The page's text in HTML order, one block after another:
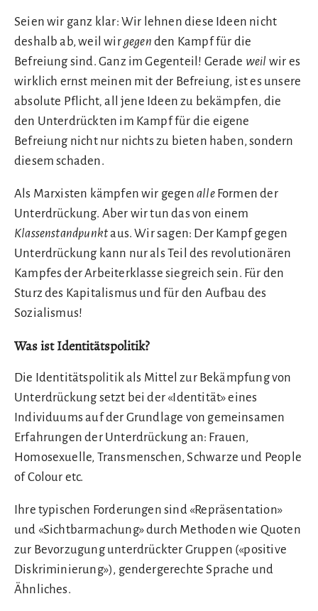
Seien wir ganz klar: Wir lehnen diese Ideen nicht
deshalb ab, weil wir gegenden Kampf für die
Befreiung sind. Ganz im Gegenteil! Gerade weil wir es
wirklich ernst meinen mit der Befreiung, ist es unsere
absolute Pflicht,all jene Ideen zu bekämpfen, die
den Unterdrückten im Kampf für die eigene
Befreiung nicht nur nichts zu bieten haben, sondern
diesem schaden.
Als Marxisten kämpfen wir gegen alle Formen der
Unterdrückung. Aber wir tun das von einem
Klassenstandpunktaus. Wir sagen: Der Kampf gegen
Unterdrückung kann nur als Teil des revolutionären
Kampfes der Arbeiterklasse siegreich sein. Für den
Sturz des Kapitalismus und für den Aufbau des
Sozialismus!
Was ist Identitätspolitik?
Die Identitätspolitik als Mittel zur Bekämpfung von
Unterdrückung setzt bei der «Identität» eines
Individuums auf der Grundlage von gemeinsamen
Erfahrungen der Unterdrückung an: Frauen,
Homosexuelle, Transmenschen, Schwarze und People
of Colour etc.
Ihre typischen Forderungen sind «Repräsentation»
und «Sichtbarmachung» durch Methoden wie Quoten
zur Bevorzugung unterdrückter Gruppen («positive
Diskriminierung»), gendergerechte Sprache und
Ähnliches.